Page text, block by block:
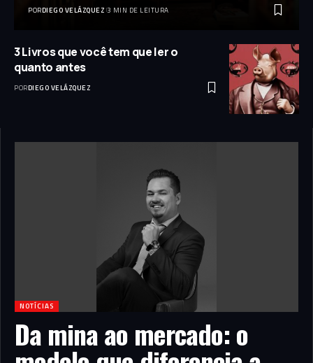
PORDIEGO VELÁZQUEZ 3 MIN DE LEITURA
3 Livros que você tem que ler o
quanto antes
PORDIEGO VELÁZQUEZ
NOTÍCIAS
Da mina ao mercado: o